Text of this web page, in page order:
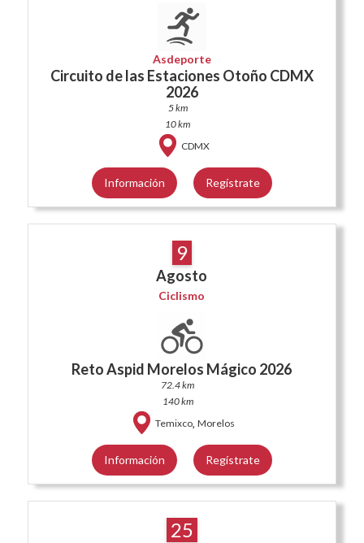
Asdeporte
Circuito de las Estaciones Otoño CDMX
2026
5 km
10 km
CDMX
Información Regístrate
9
Agosto
Ciclismo
Reto Aspid Morelos Mágico 2026
72.4 km
140 km
Temixco, Morelos
Información Regístrate
25